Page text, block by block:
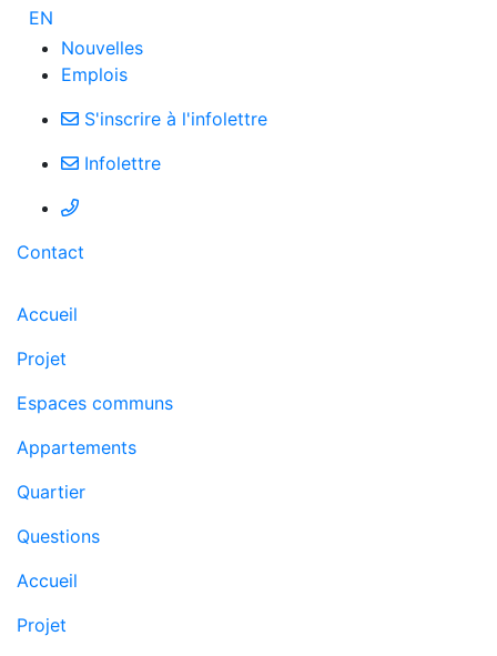
EN
Nouvelles
Emplois
S'inscrire à l'infolettre
Infolettre
Contact
Accueil
Projet
Espaces communs
Appartements
Quartier
Questions
Accueil
Projet